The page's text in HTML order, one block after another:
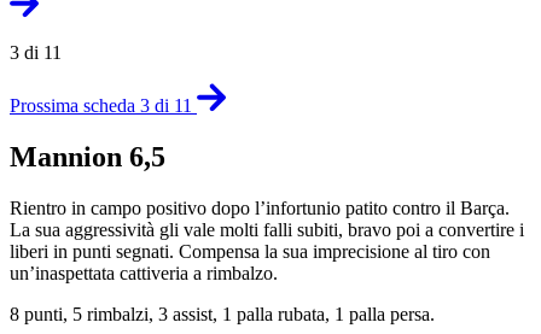
3 di 11
Prossima scheda 3 di 11
Mannion 6,5
Rientro in campo positivo dopo l’infortunio patito contro il Barça.
La sua aggressività gli vale molti falli subiti, bravo poi a convertire i
liberi in punti segnati. Compensa la sua imprecisione al tiro con
un’inaspettata cattiveria a rimbalzo.
8 punti, 5 rimbalzi, 3 assist, 1 palla rubata, 1 palla persa.